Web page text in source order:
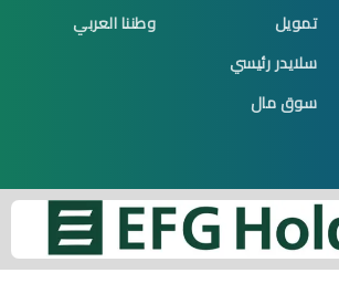
تمويل
سلايدر رئيسي
سوق مال
وطننا العربي
يصله جديد الموضوعات